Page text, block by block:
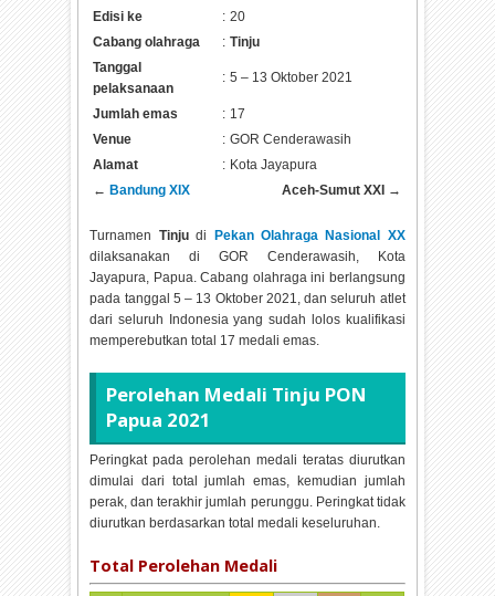
Edisi ke
: 20
Cabang olahraga
: Tinju
Tanggal
pelaksanaan
: 5 – 13 Oktober 2021
Jumlah emas : 17
Venue
: GOR Cenderawasih
Alamat
: Kota Jayapura
← Bandung XIX Aceh-Sumut XXI →
Turnamen Tinjudi
Pekan Olahraga Nasional XX
dilaksanakan di GOR Cenderawasih, Kota
Jayapura, Papua. Cabang olahraga ini berlangsung
pada tanggal 5 – 13 Oktober 2021, dan seluruh atlet
dari seluruh Indonesia yang sudah lolos kualifikasi
memperebutkan total 17 medali emas.
Perolehan Medali Tinju PON
Papua 2021
Peringkat pada perolehan medali teratas diurutkan
dimulai dari total jumlah emas, kemudian jumlah
perak, dan terakhir jumlah perunggu. Peringkat tidak
diurutkan berdasarkan total medali keseluruhan.
Total Perolehan Medali